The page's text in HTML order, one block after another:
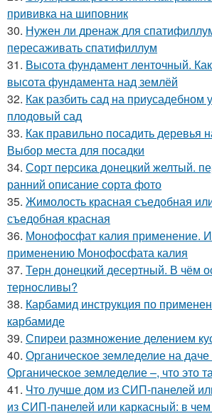
прививка на шиповник
30. Нужен ли дренаж для
пересаживать спатифиллум
31. Высота фундамент ленточный.
высота фундамента над землёй
32. Как разбить сад на приусадебном
плодовый сад
33. Как правильно посадить деревья
Выбор места для посадки
34. Сорт персика донецкий желтый.
ранний описание сорта фото
35. Жимолость красная съедобная
съедобная красная
36. Монофосфат калия применение.
применению Монофосфата калия
37. Терн донецкий десертный. В чём
терносливы?
38. Карбамид инструкция по
карбамиде
39. Спиреи размножение делением
40. Органическое земледелие на даче
Органическое земледелие –, что это
41. Что лучше дом из СИП-панелей
из СИП-панелей или каркасный: в чем